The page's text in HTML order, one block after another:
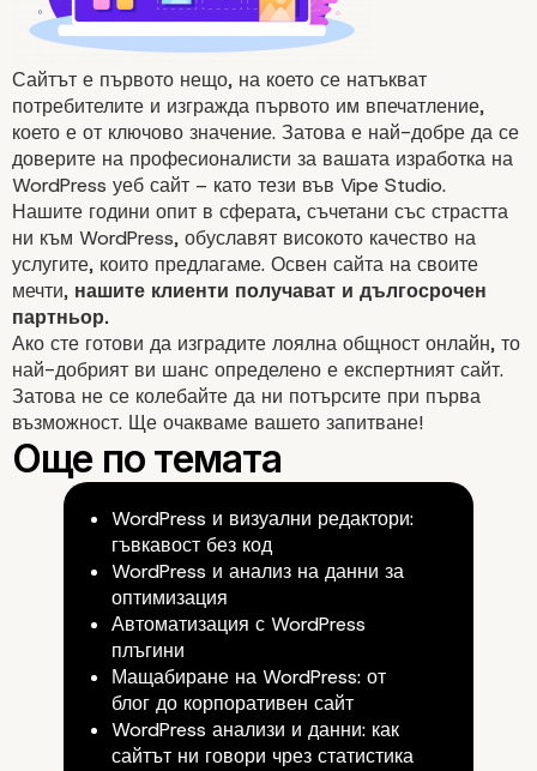
Сайтът е първото нещо, на което се натъкват
потребителите и изгражда първото им впечатление,
което е от ключово значение. Затова е най-добре да се
доверите на професионалисти за вашата изработка на
WordPress уеб сайт – като тези във Vipe Studio.
Нашите години опит в сферата, съчетани със страстта
ни към WordPress, обуславят високото качество на
услугите, които предлагаме. Освен сайта на своите
мечти, нашите клиенти получават и дългосрочен
партньор.
Ако сте готови да изградите лоялна общност онлайн, то
най-добрият ви шанс определено е експертният сайт.
Затова не се колебайте да ни потърсите при първа
възможност. Ще очакваме вашето запитване!
WordPress и визуални редактори:
гъвкавост без код
WordPress и анализ на данни за
оптимизация
Автоматизация с WordPress
плъгини
Мащабиране на WordPress: от
блог до корпоративен сайт
WordPress анализи и данни: как
сайтът ни говори чрез статистика